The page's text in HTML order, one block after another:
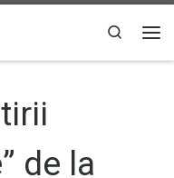
Search
de la